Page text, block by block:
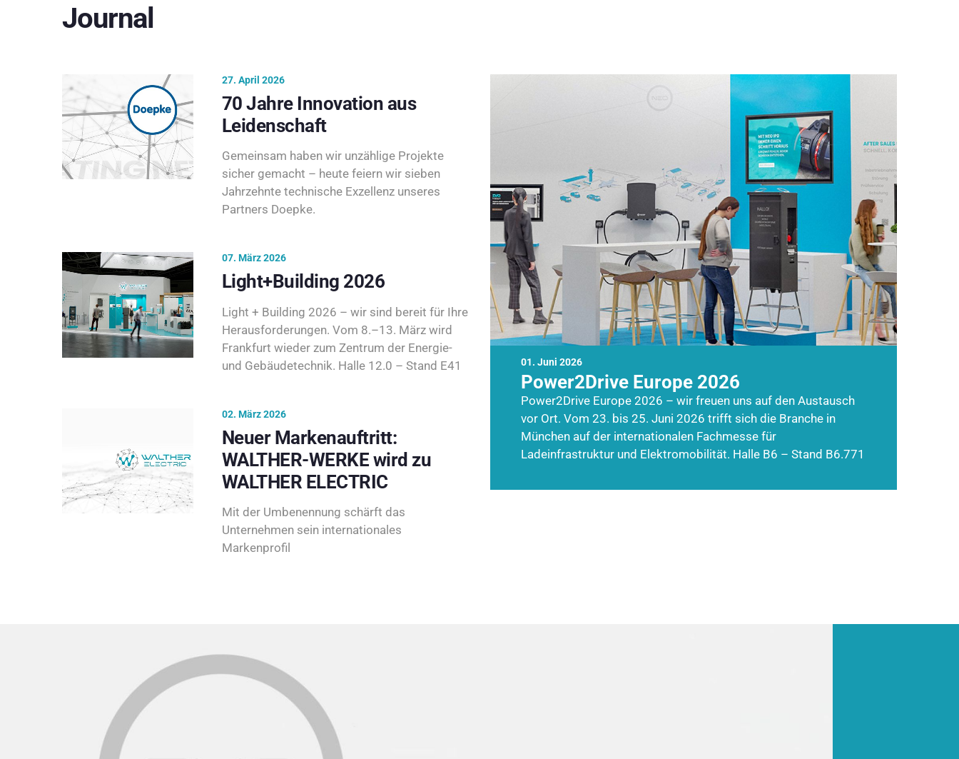
Journal
01. Juni 2026
Power2Drive Europe 2026
Power2Drive Europe 2026 – wir freuen uns auf den Austausch
vor Ort. Vom 23. bis 25. Juni 2026 trifft sich die Branche in
München auf der internationalen Fachmesse für
Ladeinfrastruktur und Elektromobilität. Halle B6 – Stand B6.771
27. April 2026
70 Jahre Innovation aus
Leidenschaft
Gemeinsam haben wir unzählige Projekte
sicher gemacht – heute feiern wir sieben
Jahrzehnte technische Exzellenz unseres
Partners Doepke.
07. März 2026
Light+Building 2026
Light + Building 2026 – wir sind bereit für Ihre
Herausforderungen. Vom 8.–13. März wird
Frankfurt wieder zum Zentrum der Energie-
und Gebäudetechnik. Halle 12.0 – Stand E41
02. März 2026
Neuer Markenauftritt:
WALTHER-WERKE wird zu
WALTHER ELECTRIC
Mit der Umbenennung schärft das
Unternehmen sein internationales
Markenprofil